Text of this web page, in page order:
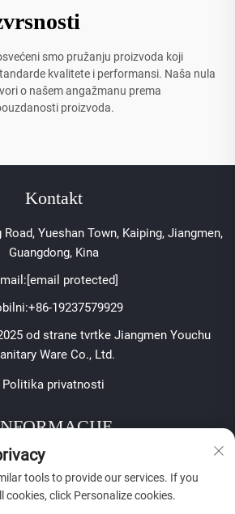
smo pružanju proizvoda koji
kvalitete i performansi. Naša nula
o našem angažmanu prema
proizvoda.
Kontakt
Road, Yueshan Town, Kaiping, Jiangmen,
Guangdong, Kina
[email protected]
+86-19237579929
od strane tvrtke Jiangmen Youchu
Ware Co., Ltd.
Politika privatnosti
primanje našeg tjednog biltena
tools to provide our services. If you
click Personalize cookies.